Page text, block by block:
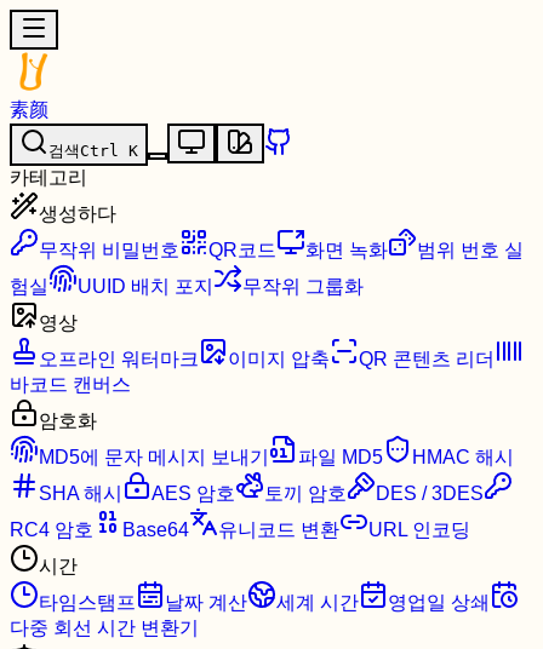
素颜
검색Ctrl K
카테고리
생성하다
무작위 비밀번호
QR코드 화면 녹화
범위 번호 실
험실
UUID 배치 포지
무작위 그룹화
영상
오프라인 워터마크
이미지 압축
QR 콘텐츠 리더
바코드 캔버스
암호화
MD5에 문자 메시지 보내기
파일 MD5
HMAC 해시
SHA 해시
AES 암호 토끼 암호
DES / 3DES
RC4 암호
Base64 유니코드 변환
URL 인코딩
시간
타임스탬프
날짜 계산 세계 시간
영업일 상쇄
다중 회선 시간 변환기